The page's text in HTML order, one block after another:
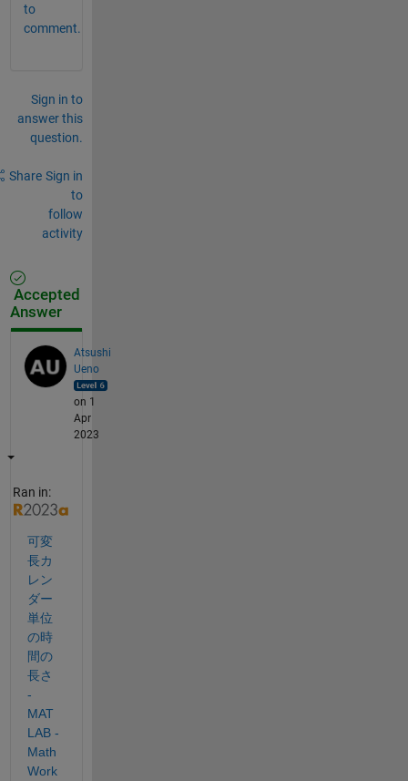
to
comment.
Sign in to
answer this
question.
Share Sign in
to
follow
activity
Accepted
Answer
Atsushi
Ueno
on 1
Apr
2023
Ran in:
可変
長カ
レン
ダー
単位
の時
間の
長さ
-
MAT
LAB -
Math
Work